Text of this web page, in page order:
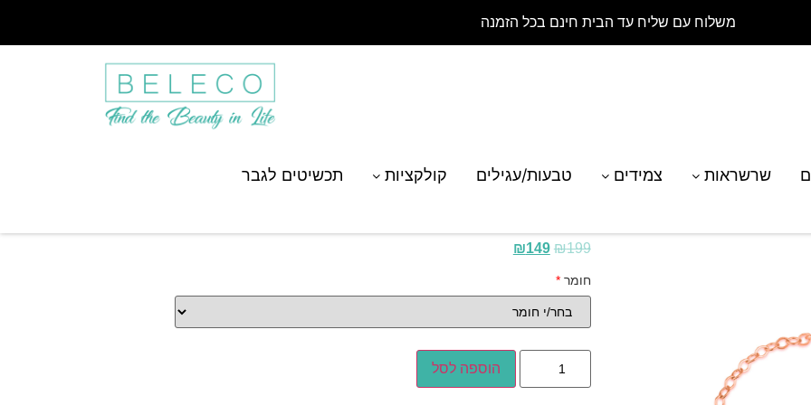
משלוח עם שליח עד הבית חינם בכל הזמנה
שרשראות צמידים טבעות/עגילים קולקציות תכשיטים לגבר מזל בתולה
₪199
₪149
חומר*
הוספה לסל